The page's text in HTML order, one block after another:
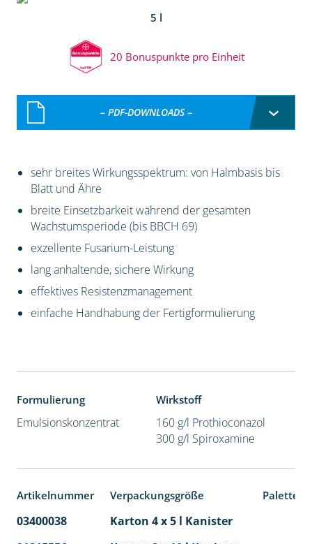
5 l
20 Bonuspunkte pro Einheit
– PDF-DOWNLOADS –
sehr breites Wirkungsspektrum: von Halmbasis bis
Blatt und Ähre
breite Einsetzbarkeit während der gesamten
Wachstumsperiode (bis BBCH 69)
exzellente Fusarium-Leistung
lang anhaltende, sichere Wirkung
effektives Resistenzmanagement
einfache Handhabung der Fertigformulierung
Formulierung
Emulsionskonzentrat
Wirkstoff
160 g/l Prothioconazol
300 g/l Spiroxamine
Artikelnummer Verpackungsgröße
03400038 Karton 4 x 5 l Kanister